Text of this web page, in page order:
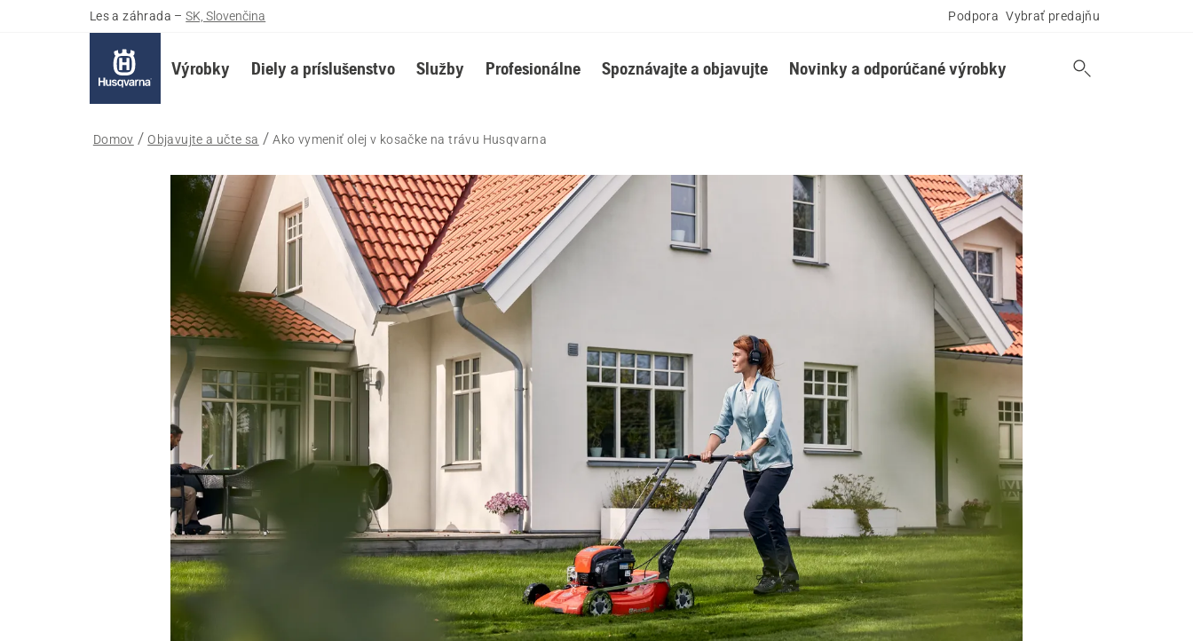
Les a záhrada – SK, Slovenčina Podpora Vybrať predajňu
Výrobky Diely a príslušenstvo Služby Profesionálne Spoznávajte a objavujte Novinky a odporúčané výrobky
Domov Objavujte a učte sa Ako vymeniť olej v kosačke na trávu Husqvarna